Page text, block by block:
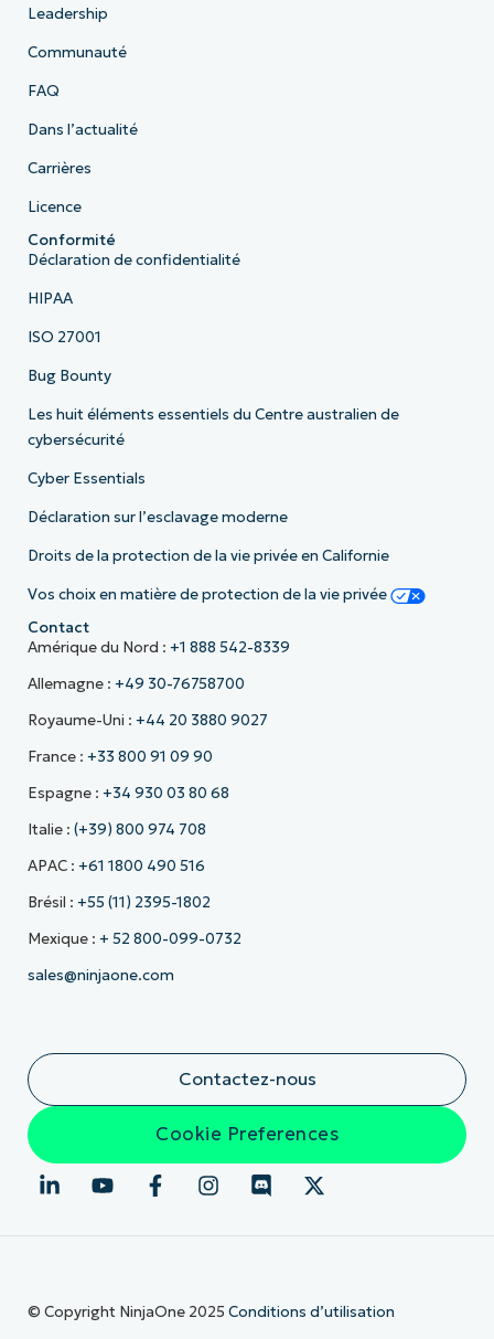
Leadership
Communauté
FAQ
Dans l’actualité
Carrières
Licence
Conformité
Déclaration de confidentialité
HIPAA
ISO 27001
Bug Bounty
Les huit éléments essentiels du Centre australien de
cybersécurité
Cyber Essentials
Déclaration sur l’esclavage moderne
Droits de la protection de la vie privée en Californie
Vos choix en matière de protection de la vie privée
Contact
Amérique du Nord : +1 888 542-8339
Allemagne : +49 30-76758700
Royaume-Uni : +44 20 3880 9027
France : +33 800 91 09 90
Espagne : +34 930 03 80 68
Italie : (+39) 800 974 708
APAC : +61 1800 490 516
Brésil : +55 (11) 2395-1802
Mexique : + 52 800-099-0732
sales@ninjaone.com
Contactez-nous
Cookie Preferences
© Copyright NinjaOne 2025 Conditions d’utilisation